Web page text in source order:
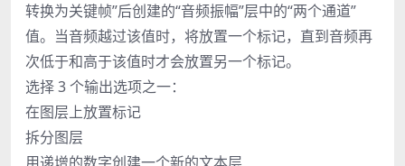
转换为关键帧”后创建的“音频振幅”层中的“两个通道”
值。当音频越过该值时，将放置一个标记，直到音频再
次低于和高于该值时才会放置另一个标记。
选择 3 个输出选项之一：
在图层上放置标记
拆分图层